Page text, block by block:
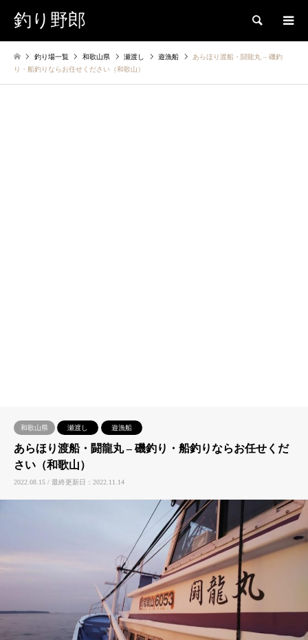
釣り野郎 検索
釣り場一覧 和歌山県 瀬渡し 遊漁船
あらほり渡船・闘龍丸 – 磯釣
り・船釣りならお任せください（和歌山）
和歌山県 瀬渡し 遊漁船
あらほり渡船・闘龍丸 – 磯釣り・船釣りならお任せくだ
さい（和歌山）
2022.08.15 / 最終更新日：2022.11.14